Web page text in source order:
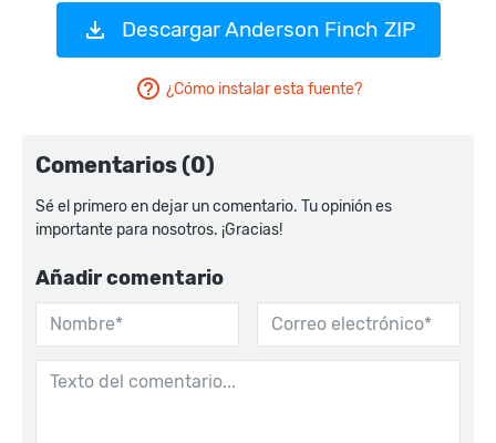
Descargar Anderson Finch ZIP
¿Cómo instalar esta fuente?
Comentarios (0)
Sé el primero en dejar un comentario. Tu opinión es
importante para nosotros. ¡Gracias!
Añadir comentario